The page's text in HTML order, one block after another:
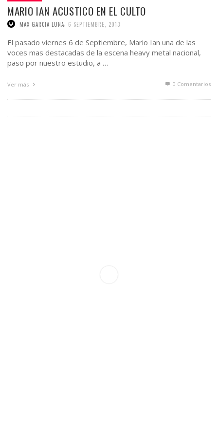
MARIO IAN ACUSTICO EN EL CULTO
MAX GARCIA LUNA 6 SEPTIEMBRE, 2013
El pasado viernes 6 de Septiembre, Mario Ian una de las
voces mas destacadas de la escena heavy metal nacional,
paso por nuestro estudio, a …
Ver más 0 Comentarios